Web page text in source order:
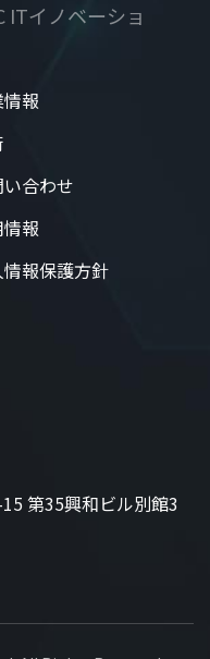
ITイノベーショ
報
合わせ
報
情報保護方針
第35興和ビル別館3